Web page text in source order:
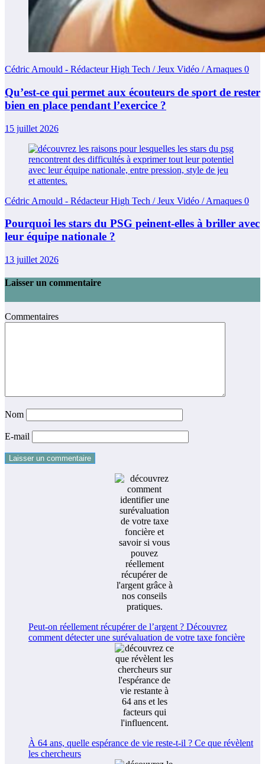
Cédric Arnould - Rédacteur High Tech / Jeux Vidéo / Arnaques 0
Qu’est-ce qui permet aux écouteurs de sport de rester
bien en place pendant l’exercice ?
15 juillet 2026
Cédric Arnould - Rédacteur High Tech / Jeux Vidéo / Arnaques 0
Pourquoi les stars du PSG peinent-elles à briller avec
leur équipe nationale ?
13 juillet 2026
Laisser un commentaire
Commentaires
Nom
E-mail
Peut-on réellement récupérer de l’argent ? Découvrez
comment détecter une surévaluation de votre taxe foncière
À 64 ans, quelle espérance de vie reste-t-il ? Ce que révèlent
les chercheurs